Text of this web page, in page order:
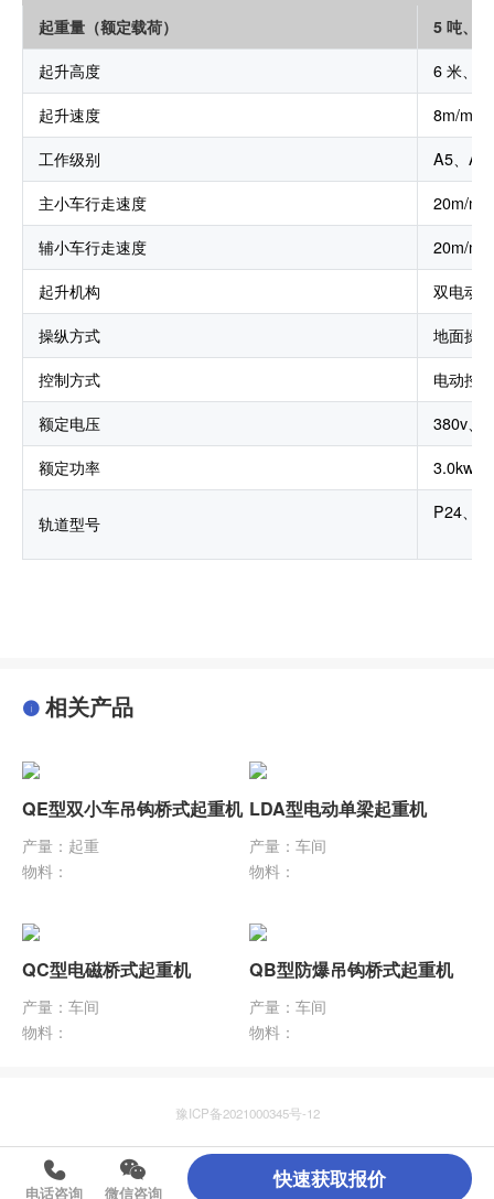
起重量（额定载荷）
5 吨、
起升高度
6 米、9
起升速度
8m/min
工作级别
A5、A6
主小车行走速度
20m/
辅小车行走速度
20m/
起升机构
双电动
操纵方式
地面操
控制方式
电动控
额定电压
380v、
额定功率
3.0kw
轨道型号
P24、
相关产品
QE型双小车吊钩桥式起重机
产量：起重
物料：
LDA型电动单梁起重机
产量：车间
物料：
QC型电磁桥式起重机
产量：车间
物料：
QB型防爆吊钩桥式起重机
产量：车间
物料：
豫ICP备2021000345号-12
电话咨询 微信咨询
快速获取报价